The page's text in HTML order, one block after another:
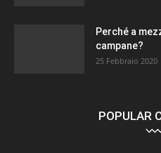
Perché a
campane?
25 Febbraio 2020
POPULAR